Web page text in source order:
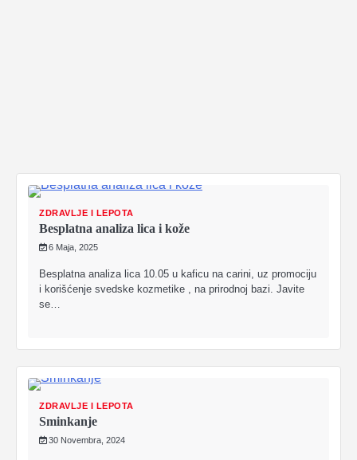
ZDRAVLJE I LEPOTA
Besplatna analiza lica i kože
6 Maja, 2025
Besplatna analiza lica 10.05 u kaficu na carini, uz promociju
i korišćenje svedske kozmetike , na prirodnoj bazi. Javite
se…
ZDRAVLJE I LEPOTA
Sminkanje
30 Novembra, 2024